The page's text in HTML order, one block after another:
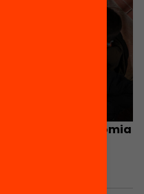
treballar l’autonomia
actuals i